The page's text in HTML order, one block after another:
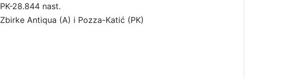
PK-28.844 nast.
Zbirke Antiqua (A) i Pozza-Katić (PK)